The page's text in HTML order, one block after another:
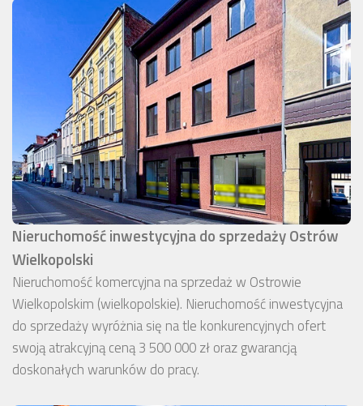
Nieruchomość inwestycyjna do sprzedaży Ostrów
Wielkopolski
Nieruchomość komercyjna na sprzedaż w Ostrowie
Wielkopolskim (wielkopolskie). Nieruchomość inwestycyjna
do sprzedaży wyróżnia się na tle konkurencyjnych ofert
swoją atrakcyjną ceną 3 500 000 zł oraz gwarancją
doskonałych warunków do pracy.